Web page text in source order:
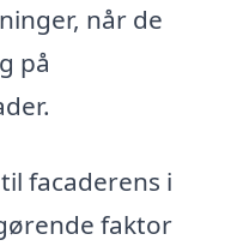
når de
på
facaderens i
faktor